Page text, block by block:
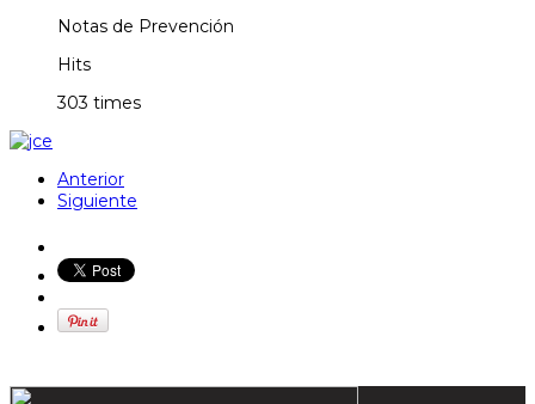
Notas de Prevención
Hits
303 times
Anterior
Siguiente